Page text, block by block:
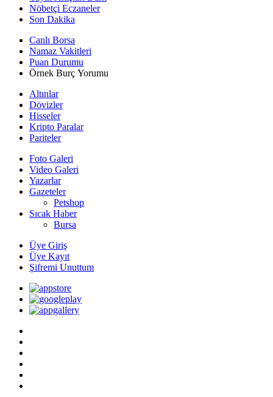
Nöbetçi Eczaneler
Son Dakika
Canlı Borsa
Namaz Vakitleri
Puan Durumu
Örnek Burç Yorumu
Altınlar
Dövizler
Hisseler
Kripto Paralar
Pariteler
Foto Galeri
Video Galeri
Yazarlar
Gazeteler
Petshop
Sıcak Haber
Bursa
Üye Giriş
Üye Kayıt
Şifremi Unuttum